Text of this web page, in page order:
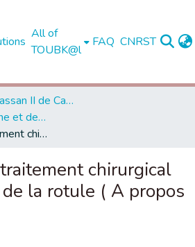
All of
TOUBK@l
FAQ CNRST
Université Hassan II de Casablanca
Faculté de Médecine et de Pharmacie - Casablanca
Résultats du traitement chirurgical des fractures de la rotule ( A propos de 177 cas )
chirurgical
la rotule ( A propos